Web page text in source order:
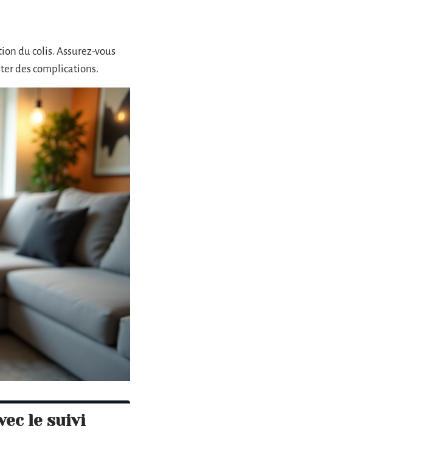
du colis. Assurez-vous
des complications.
le suivi